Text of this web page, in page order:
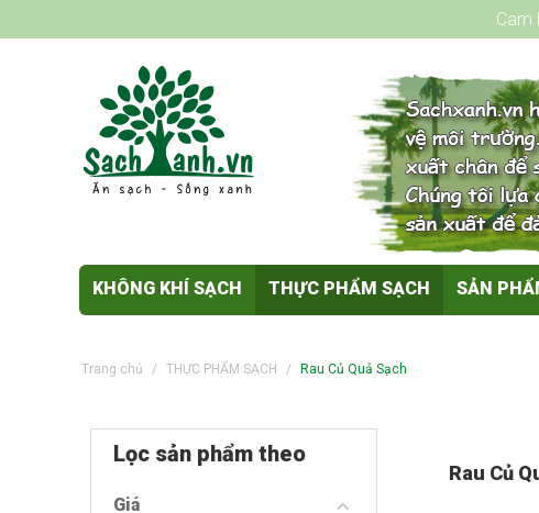
Cam
KHÔNG KHÍ SẠCH THỰC PHẨM SẠCH SẢN
Trang chủ / THỰC PHẨM SẠCH / Rau Củ Quả Sạch
Lọc sản phẩm theo
Giá
Rau Củ